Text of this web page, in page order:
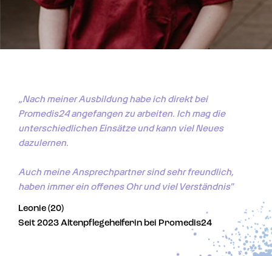
„Nach meiner Ausbildung habe ich direkt bei
Promedis24 angefangen zu arbeiten. Ich mag die
unterschiedlichen Einsätze und kann viel Neues
dazulernen.
Auch meine Ansprechpartner sind sehr freundlich,
haben immer ein offenes Ohr und viel Verständnis"
Leonie (20)
Seit 2023 Altenpflegehelferin bei Promedis24